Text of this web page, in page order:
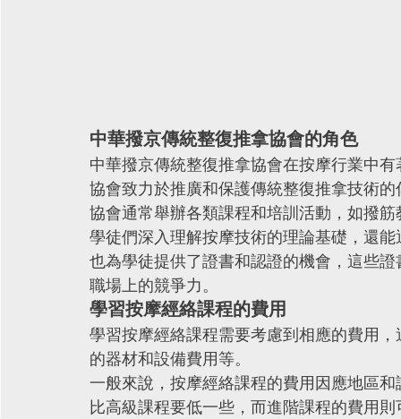
中華撥京傳統整復推拿協會的角色
中華撥京傳統整復推拿協會在按摩行業中
協會致力於推廣和保護傳統整復推拿技術
協會通常舉辦各類課程和培訓活動，如撥
學徒們深入理解按摩技術的理論基礎，還
也為學徒提供了證書和認證的機會，這些
職場上的競爭力。
學習按摩經絡課程的費用
學習按摩經絡課程需要考慮到相應的費用
的器材和設備費用等。
一般來說，按摩經絡課程的費用因應地區
比高級課程要低一些，而進階課程的費用